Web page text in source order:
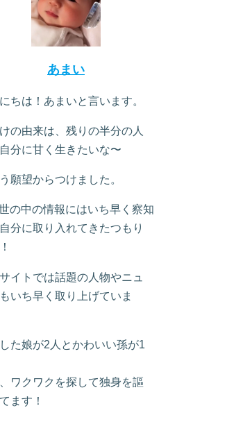
あまい
ちは！あまいと言います。
の由来は、残りの半分の人
分に甘く生きたいな〜
願望からつけました。
の中の情報にはいち早く察知
分に取り入れてきたつもり
イトでは話題の人物やニュ
いち早く取り上げていま
た娘が2人とかわいい孫が1
ワクワクを探して独身を謳
ます！